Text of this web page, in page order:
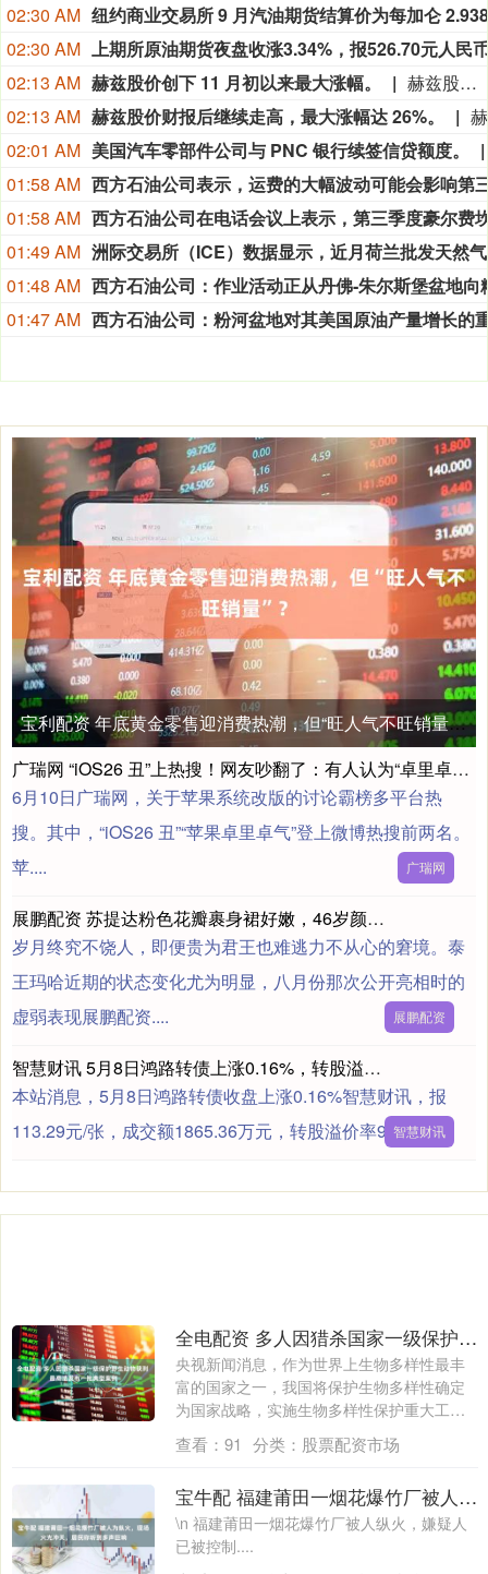
02:30 AM
02:30 AM
02:13 AM 赫兹股价创下 11 月初以来最大涨幅。
赫兹股价创下 11 月初以来最大涨幅。
02:13 AM 赫兹股价财报后继续走高，最大涨幅达 26%。
02:01 AM 美国汽车零部件公司与 PNC 银行续签信贷额度。
01:58 AM
01:58 AM
01:49 AM
01:48 AM
01:47 AM
宝利配资 年底黄金零售迎消费热潮，但“旺人气不旺销量”？
广瑞网 “iOS26 丑”上热搜！网友吵翻了：有人认为“卓里卓气” 有人说“立体照片”好玩！
6月10日广瑞网，关于苹果系统改版的讨论霸榜多平台热
搜。其中，“iOS26 丑”“苹果卓里卓气”登上微博热搜前两名。
苹....
广瑞网
展鹏配资 苏提达粉色花瓣裹身裙好嫩，46岁颜值气质一流，秒杀泰王90后宠妃
岁月终究不饶人，即便贵为君王也难逃力不从心的窘境。泰
王玛哈近期的状态变化尤为明显，八月份那次公开亮相时的
虚弱表现展鹏配资....
展鹏配资
智慧财讯 5月8日鸿路转债上涨0.16%，转股溢价率94.12%
本站消息，5月8日鸿路转债收盘上涨0.16%智慧财讯，报
113.29元/张，成交额1865.36万元，转股溢价率94.1....
智慧财讯
全电配资 多人因猎杀国家一级保护野生动物获刑 最高法发布一批典型案例
央视新闻消息，作为世界上生物多样性最丰
富的国家之一，我国将保护生物多样性确定
为国家战略，实施生物多样性保护重大工
程，为全....
查看： 91 分类： 股票配资市场
宝牛配 福建莆田一烟花爆竹厂被人为纵火，现场火光冲天，居民称听到多声巨响
\n 福建莆田一烟花爆竹厂被人纵火，嫌疑人
已被控制....